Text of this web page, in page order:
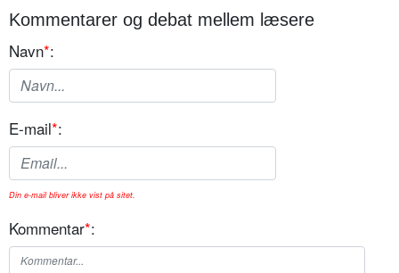
Kommentarer og debat mellem læsere
Navn*:
E-mail*:
Din e-mail bliver ikke vist på sitet.
Kommentar*: